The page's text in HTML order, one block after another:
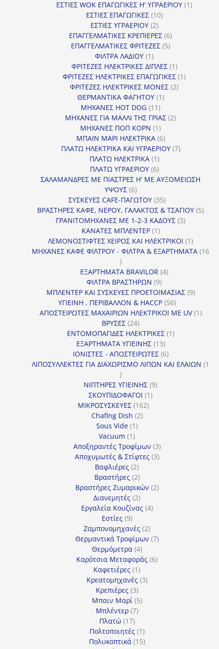
προϊόντα
ΕΣΤΙΕΣ WOK ΕΠΑΓΩΓΙΚΕΣ Η' ΥΓΡΑΕΡΙΟΥ 11
ΕΣΤΙΕΣ ΕΠΑΓΩΓΙΚΕΣ 1010
ΕΣΤΙΕΣ ΥΓΡΑΕΡΙΟΥ 22
προϊόντα
ΕΠΑΓΓΕΛΜΑΤΙΚΕΣ ΚΡΕΠΙΕΡΕΣ 66
προϊόντα
ΕΠΑΓΓΕΛΜΑΤΙΚΕΣ ΦΡΙΤΕΖΕΣ 55
ΦΙΛΤΡΑ ΛΑΔΙΟΥ 11
προϊόν
ΦΡΙΤΕΖΕΣ ΗΛΕΚΤΡΙΚΕΣ ΔΙΠΛΕΣ 11
προϊόν
ΦΡΙΤΕΖΕΣ ΗΛΕΚΤΡΙΚΕΣ ΕΠΑΓΩΓΙΚΕΣ 11
ΦΡΙΤΕΖΕΣ ΗΛΕΚΤΡΙΚΕΣ ΜΟΝΕΣ 22
ΘΕΡΜΑΝΤΙΚΑ ΦΑΓΗΤΟΥ 11
ΜΗΧΑΝΕΣ HOT DOG 1111
προϊόντα
ΜΗΧΑΝΕΣ ΓΙΑ ΜΑΛΛΙ ΤΗΣ ΓΡΙΑΣ 22
ΜΗΧΑΝΕΣ ΠΟΠ ΚΟΡΝ 11
προϊόν
ΜΠΑΙΝ ΜΑΡΙ ΗΛΕΚΤΡΙΚΑ 66
προϊόντα
ΠΛΑΤΩ ΗΛΕΚΤΡΙΚΑ ΚΑΙ ΥΓΡΑΕΡΙΟΥ 77
ΠΛΑΤΩ ΗΛΕΚΤΡΙΚΑ 11
προϊόν
ΠΛΑΤΩ ΥΓΡΑΕΡΙΟΥ 66
προϊόντα
ΣΑΛΑΜΑΝΔΡΕΣ ΜΕ ΠΙΑΣΤΡΕΣ Η' ΜΕ ΑΥΞΟΜΕΙΩΣΗ
ΥΨΟΥΣ 66
προϊόντα
ΣΥΣΚΕΥΕΣ CAFE-ΠΑΓΩΤΟΥ 3535
προϊόντα
ΒΡΑΣΤΗΡΕΣ ΚΑΦΕ, ΝΕΡΟΥ, ΓΑΛΑΚΤΟΣ & ΤΣΑΓΙΟΥ 55
ΓΡΑΝΙΤΟΜΗΧΑΝΕΣ ΜΕ 1-2-3 ΚΑΔΟΥΣ 33
ΚΑΝΑΤΕΣ ΜΠΛΕΝΤΕΡ 11
προϊόν
ΛΕΜΟΝΟΣΤΙΦΤΕΣ ΧΕΙΡΟΣ ΚΑΙ ΗΛΕΚΤΡΙΚΟΙ 11
προϊόν
ΜΗΧΑΝΕΣ ΚΑΦΕ ΦΙΛΤΡΟΥ - ΦΙΛΤΡΑ & ΕΞΑΡΤΗΜΑΤΑ 16
16
προϊόντα
ΕΞΑΡΤΗΜΑΤΑ BRAVILOR 44
ΦΙΛΤΡΑ ΒΡΑΣΤΗΡΩΝ 99
προϊόντα
ΜΠΛΕΝΤΕΡ ΚΑΙ ΣΥΣΚΕΥΕΣ ΠΡΟΕΤΟΙΜΑΣΙΑΣ 99
ΥΓΙΕΙΝΗ , ΠΕΡΙΒΑΛΛΟΝ & HACCP 5656
προϊόντα
ΑΠΟΣΤΕΙΡΩΤΕΣ ΜΑΧΑΙΡΙΩΝ ΗΛΕΚΤΡΙΚΟΙ ΜΕ UV 11
ΒΡΥΣΕΣ 2424
προϊόντα
ΕΝΤΟΜΟΠΑΓΙΔΕΣ ΗΛΕΚΤΡΙΚΕΣ 11
ΕΞΑΡΤΗΜΑΤΑ ΥΓΙΕΙΝΗΣ 1313
προϊόντα
ΙΟΝΙΣΤΕΣ - ΑΠΟΣΤΕΙΡΩΤΕΣ 66
προϊόντα
ΛΙΠΟΣΥΛΛΕΚΤΕΣ ΓΙΑ ΔΙΑΧΩΡΙΣΜΟ ΛΙΠΩΝ ΚΑΙ ΕΛΑΙΩΝ 1
1
προϊόν
ΝΙΠΤΗΡΕΣ ΥΓΙΕΙΝΗΣ 99
ΣΚΟΥΠΙΔΟΦΑΓΟΙ 11
ΜΙΚΡΟΣΥΣΚΕΥΕΣ 162162
Chafing Dish 22
Sous Vide 11
Vacuum 11
προϊόν
Αποξηραντές Τροφίμων 33
προϊόντα
Αποχυμωτές & Στίφτες 33
Βαφλιέρες 22
προϊόντα
Βραστήρες 22
προϊόντα
Βραστήρες Ζυμαρικών 22
Διανεμητές 22
προϊόντα
Εργαλεία Κουζίνας 44
Εστίες 99
προϊόντα
Ζαμπονομηχανές 22
προϊόντα
Θερμαντικά Τροφίμων 77
Θερμόμετρα 44
προϊόντα
Καρότσια Μεταφοράς 66
Καφετιέρες 11
προϊόν
Κρεατομηχανές 33
Κρεπιέρες 33
προϊόντα
Μπαιν Μαρί 55
Μπλέντερ 77
Πλατώ 1717
προϊόντα
Πολτοποιητές 11
προϊόν
Πολυκοπτικά 1515